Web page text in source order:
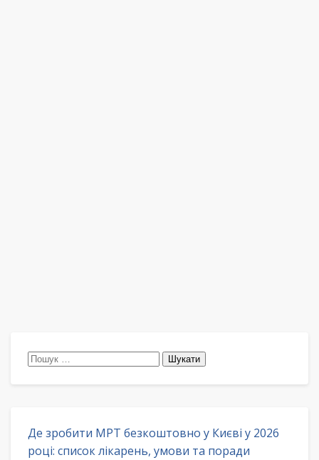
Пошук:
Де зробити МРТ безкоштовно у Києві у 2026
році: список лікарень, умови та поради